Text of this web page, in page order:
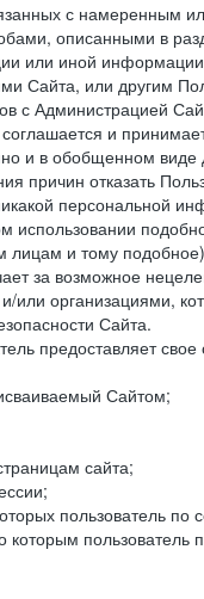
с намеренным
описанными в
или иной
Сайта, или другим
с Администрацией
и
и в обобщенном виде
причин отказать
персональной
лицам и тому
за возможное
или организациями,
Сайта.
предоставляет
Сайтом;
сайта;
пользователь по
пользователь